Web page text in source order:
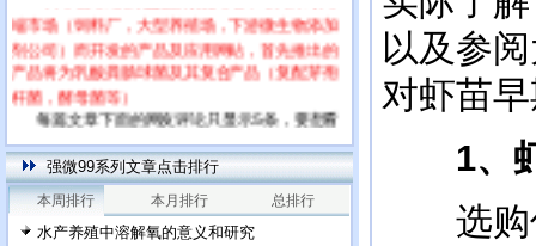
端市场（饲料厂，大型养殖场，下游微生物添加
剂公司）而开发的产品及应用网站，首先推出的
产品将为乳酸粪肠球菌及其复合产品（复配芽孢
杆菌，酵母菌等）
每篇文章下面的网友评论只显示5条，要想看
全部评论，请点击网友评论框右上角的“更多”
强微99系列文章点击排行
本周排行 本月排行 总排行
水产养殖中溶解氧的意义和研究
以及参
对虾苗
1、
选购优